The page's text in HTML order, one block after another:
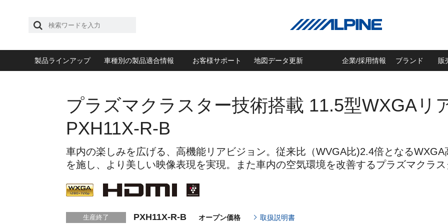
製品ラインアップ 車種別の製品適合情報 お客様サポート 地図データ更新 企業/採用情報 ブランド 販
プラズマクラスター技術搭載 11.5型WXGAリ
PXH11X-R-B
車内の楽しみを広げる、高機能リアビジョン。従来比（WVGA比)2.4倍となる
を施し、より美しい映像表現を実現。また車内の空気環境を改善するプラズマクラ
生産終了 PXH11X-R-B オープン価格 取扱説明書